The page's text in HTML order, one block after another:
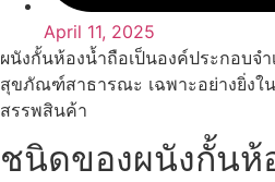
April 11, 2025
ผนังกั้นห้องน้ำถือเป็นองค์ประกอบจ
สุขภัณฑ์สาธารณะ เฉพาะอย่างยิ่งใ
สรรพสินค้า
ชนิดของผนังกั้นห้